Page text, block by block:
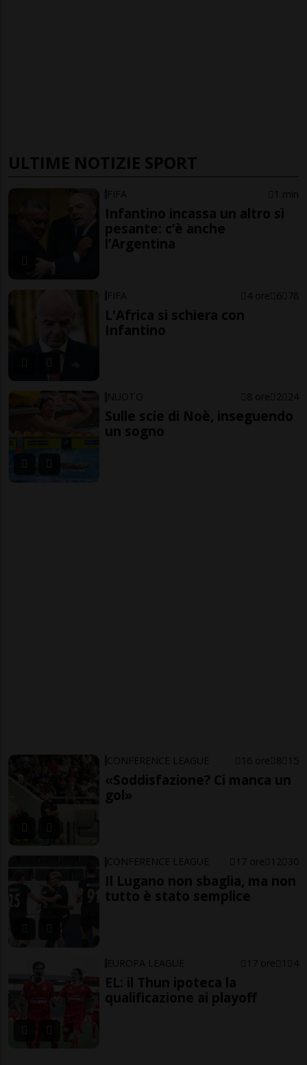
ULTIME NOTIZIE SPORT
FIFA 1 min
Infantino incassa un altro sì
pesante: c’è anche
l’Argentina
FIFA 4 ore 6 78
L'Africa si schiera con
Infantino
NUOTO 8 ore 2 24
Sulle scie di Noè, inseguendo
un sogno
CONFERENCE LEAGUE 16 ore 8 15
«Soddisfazione? Ci manca un
gol»
CONFERENCE LEAGUE 17 ore 12 30
Il Lugano non sbaglia, ma non
tutto è stato semplice
EUROPA LEAGUE 17 ore 1 4
EL: il Thun ipoteca la
qualificazione ai playoff